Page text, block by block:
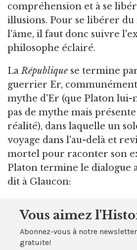
compréhension et à se
illusions. Pour se libérer du
l'âme, il faut donc suivre
philosophe éclairé.
LaRépublique se termine
guerrier Er,
mythe d'Er (que Platon lui-
pas de mythe mais
réalité), dans laquelle un
voyage dans l'au-delà et
mortel pour raconter son
Platon termine le dialogue
dit à Glaucon:
Vous aimez
Abonnez-vous à notre
gratuite!